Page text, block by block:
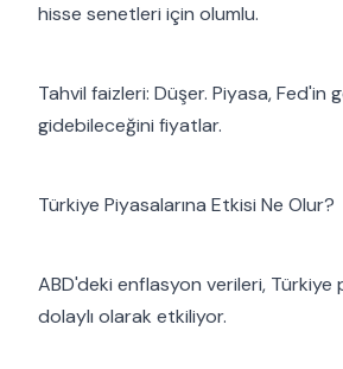
hisse senetleri için olumlu.
Tahvil faizleri: Düşer. Piyasa, Fed'in
gidebileceğini fiyatlar.
Türkiye Piyasalarına Etkisi Ne Olur?
ABD'deki enflasyon verileri, Türkiye
dolaylı olarak etkiliyor.